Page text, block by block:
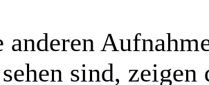
anderen
sind,